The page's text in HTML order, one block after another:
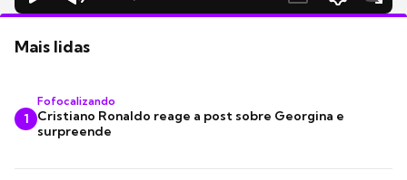
Mais lidas
1
Fofocalizando
Cristiano Ronaldo reage a post sobre Georgina e
surpreende